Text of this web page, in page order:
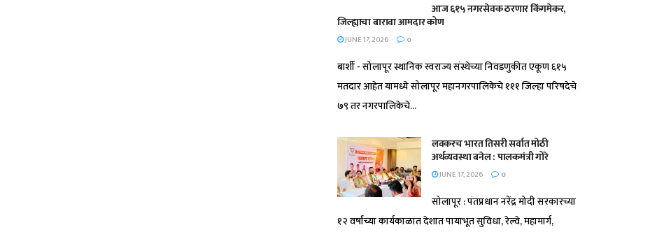
आज ६१५ नगरसेवक ठरणार किंगमेकर,
जिल्ह्याचा बारावा आमदार कोण
JUNE 17, 2026 0
बार्शी - सोलापूर स्थानिक स्वराज्य संस्थेच्या निवडणुकीत एकूण ६१५
मतदार आहेत यामध्ये सोलापूर महानगरपालिकेचे १११ जिल्हा परिषदेचे
७९ तर नगरपालिकेचे...
लवकरच भारत तिसरी सर्वात मोठी
अर्थव्यवस्था बनेल : पालकमंत्री गोरे
JUNE 17, 2026 0
सोलापूर : पंतप्रधान नरेंद्र मोदी सरकारच्या
१२ वर्षांच्या कार्यकाळात देशात पायाभूत सुविधा, रेल्वे, महामार्ग,